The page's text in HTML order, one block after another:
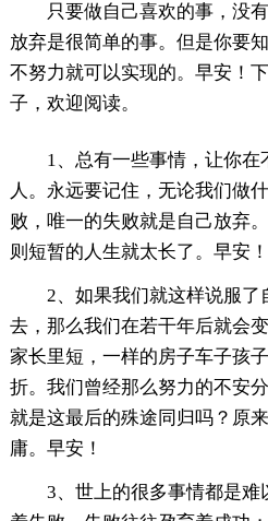
只要做自己喜欢的事，没
放弃是很简单的事。但是你要
不努力就可以实现的。早安！
子，欢迎阅读。
1、总有一些事情，让你
人。永远要记住，无论我们做
败，唯一的失败就是自己放弃
则短暂的人生就太长了。早安！
2、如果我们就这样说服
去，那么我们在若干年后就会
家长里短，一样的房子车子孩
折。我们曾经那么努力的不安
就是这最后的殊途同归吗？原
庸。早安！
3、世上的很多事情都是